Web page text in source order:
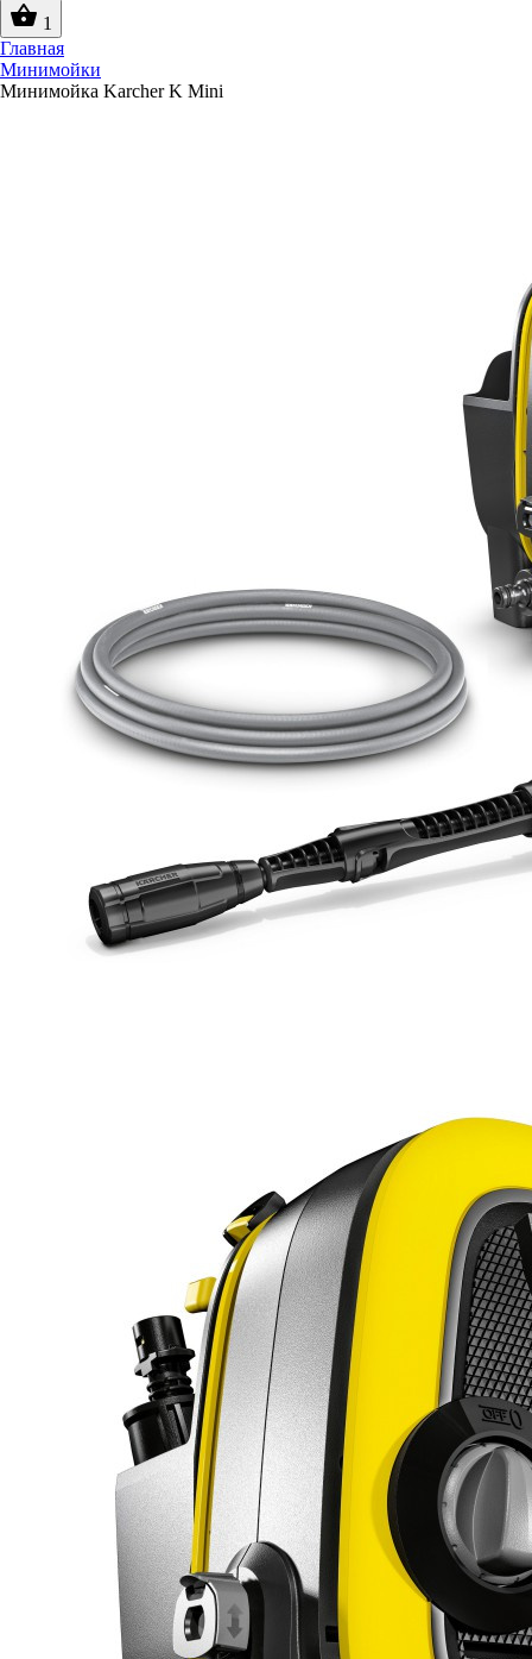
shopping_basket 1
Главная
Минимойки
Минимойка Karcher K Mini